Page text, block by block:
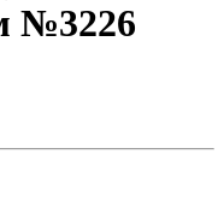
№3226